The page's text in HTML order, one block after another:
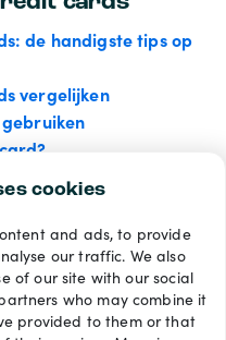
cookies
and ads, to provide
our traffic. We also
of our site with our social
who may combine it
provided to them or that
de handigste tips op
vergelijken